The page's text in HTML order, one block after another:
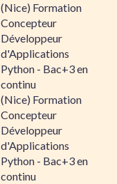
(Nice) Formation
Concepteur
Développeur
d'Applications
Python - Bac+3 en
continu
(Nice) Formation
Concepteur
Développeur
d'Applications
Python - Bac+3 en
continu